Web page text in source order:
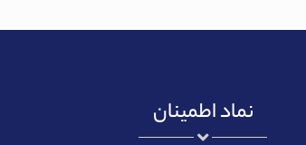
نماد اطمینان